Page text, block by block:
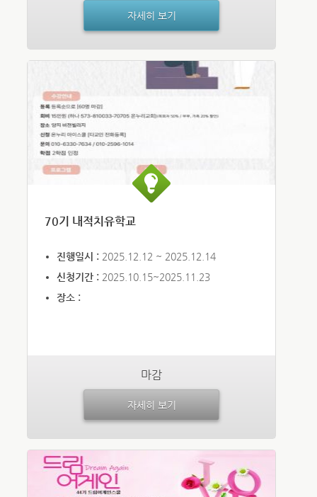
자세히 보기
70기 내적치유학교
진행일시 : 2025.12.12 ~ 2025.12.14
신청기간 : 2025.10.15~2025.11.23
장소 :
마감
자세히 보기